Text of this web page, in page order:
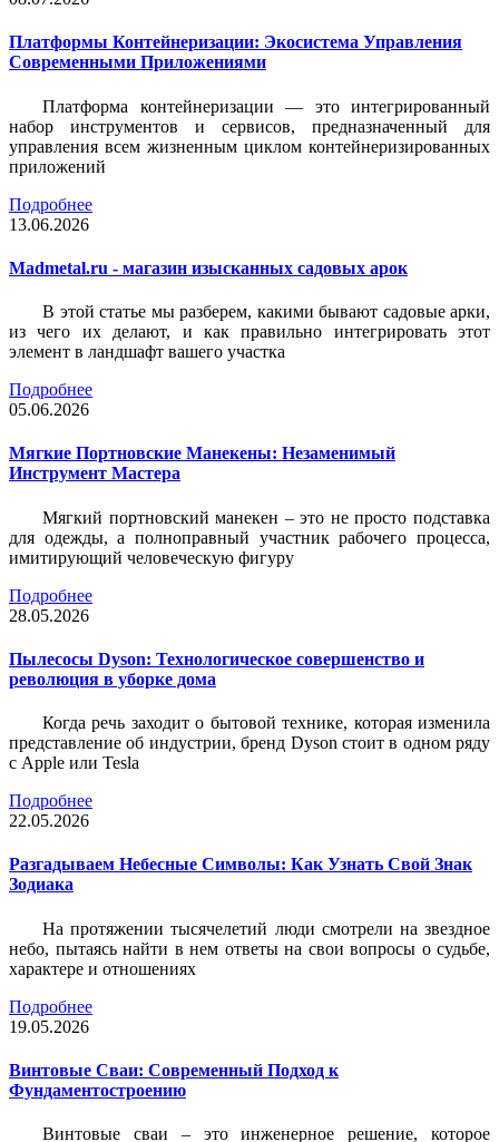
Платформы Контейнеризации: Экосистема Управления
Современными Приложениями
Платформа контейнеризации — это интегрированный
набор инструментов и сервисов, предназначенный для
управления всем жизненным циклом контейнеризированных
приложений
Подробнее
13.06.2026
Madmetal.ru - магазин изысканных садовых арок
В этой статье мы разберем, какими бывают садовые арки,
из чего их делают, и как правильно интегрировать этот
элемент в ландшафт вашего участка
Подробнее
05.06.2026
Мягкие Портновские Манекены: Незаменимый
Инструмент Мастера
Мягкий портновский манекен – это не просто подставка
для одежды, а полноправный участник рабочего процесса,
имитирующий человеческую фигуру
Подробнее
28.05.2026
Пылесосы Dyson: Технологическое совершенство и
революция в уборке дома
Когда речь заходит о бытовой технике, которая изменила
представление об индустрии, бренд Dyson стоит в одном ряду
с Apple или Tesla
Подробнее
22.05.2026
Разгадываем Небесные Символы: Как Узнать Свой Знак
Зодиака
На протяжении тысячелетий люди смотрели на звездное
небо, пытаясь найти в нем ответы на свои вопросы о судьбе,
характере и отношениях
Подробнее
19.05.2026
Винтовые Сваи: Современный Подход к
Фундаментостроению
Винтовые сваи – это инженерное решение, которое